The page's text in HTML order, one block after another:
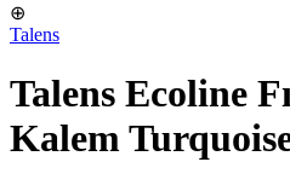
⊕
Talens
Talens Ecoline
Kalem